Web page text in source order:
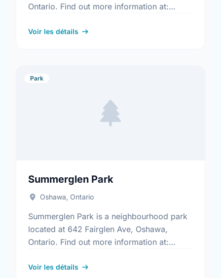
Ontario. Find out more information at:
Voir les détails
Park
Summerglen Park
Oshawa, Ontario
Summerglen Park is a neighbourhood park
located at 642 Fairglen Ave, Oshawa,
Ontario. Find out more information at:
Voir les détails